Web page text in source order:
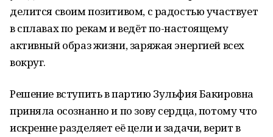
делится своим позитивом, с радостью участвует
в сплавах по рекам и ведёт по-настоящему
активный образ жизни, заряжая энергией всех
вокруг.
Решение вступить в партию Зульфия Бакировна
приняла осознанно и по зову сердца, потому что
искренне разделяет её цели и задачи, верит в